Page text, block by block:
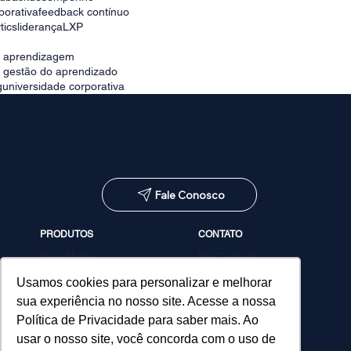
Usamos cookies para personalizar e melhorar
sua experiência no nosso site. Acesse a nossa
Política de Privacidade para saber mais. Ao
usar o nosso site, você concorda com o uso de
feedback contínuo
liderançaLXP
do aprendizado
universidade corporativa
Fale Conosco
PRODUTOS
PowerMinds
Estúdio de Conteúdos
MicroPower Classes
Consultoria
CONTATO
Fale Conosco